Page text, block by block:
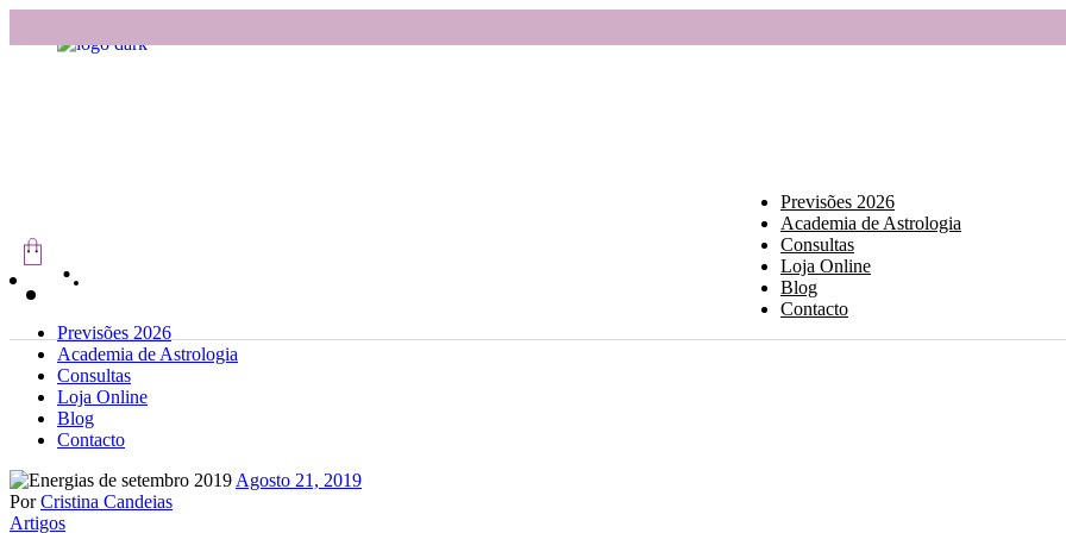
Previsões 2026
Academia de Astrologia
Consultas
Loja Online
Blog
Contacto
Previsões 2026
Academia de Astrologia
Consultas
Loja Online
Blog
Contacto
Agosto 21, 2019
Por Cristina Candeias
Artigos